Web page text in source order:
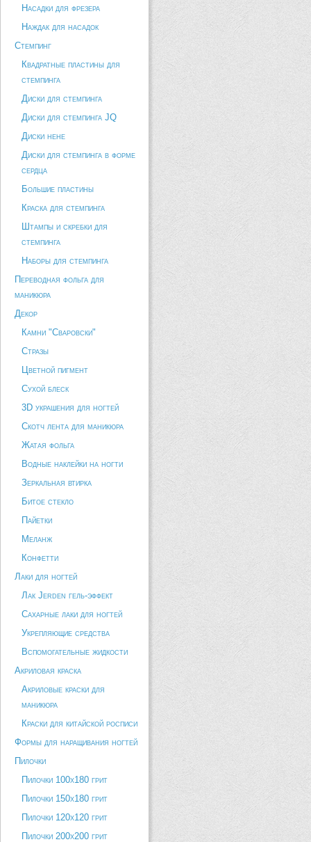
Насадки для фрезера
Наждак для насадок
Стемпинг
Квадратные пластины для
стемпинга
Диски для стемпинга
Диски для стемпинга JQ
Диски hehe
Диски для стемпинга в форме
сердца
Большие пластины
Краска для стемпинга
Штампы и скребки для
стемпинга
Наборы для стемпинга
Переводная фольга для
маникюра
Декор
Камни "Сваровски"
Стразы
Цветной пигмент
Сухой блеск
3D украшения для ногтей
Скотч лента для маникюра
Жатая фольга
Водные наклейки на ногти
Зеркальная втирка
Битое стекло
Пайетки
Меланж
Конфетти
Лаки для ногтей
Лак Jerden гель-эффект
Сахарные лаки для ногтей
Укрепляющие средства
Вспомогательные жидкости
Акриловая краска
Акриловые краски для
маникюра
Краски для китайской росписи
Формы для наращивания ногтей
Пилочки
Пилочки 100х180 грит
Пилочки 150х180 грит
Пилочки 120х120 грит
Пилочки 200х200 грит